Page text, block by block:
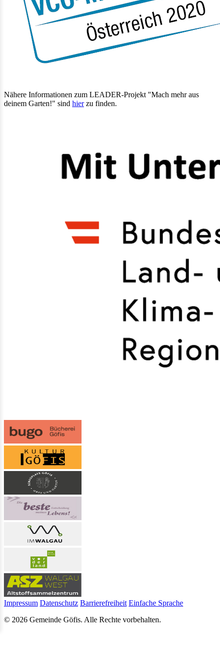
Nähere Informationen zum LEADER-Projekt "Mach mehr aus
deinem Garten!" sind hierzu finden.
Impressum Datenschutz Barrierefreiheit Einfache Sprache
© 2026 Gemeinde Göfis. Alle Rechte vorbehalten.